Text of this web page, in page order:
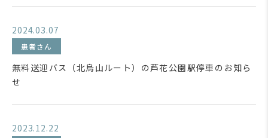
2024.03.07
患者さん
無料送迎バス（北烏山ルート）の芦花公園駅停車のお知ら
せ
2023.12.22